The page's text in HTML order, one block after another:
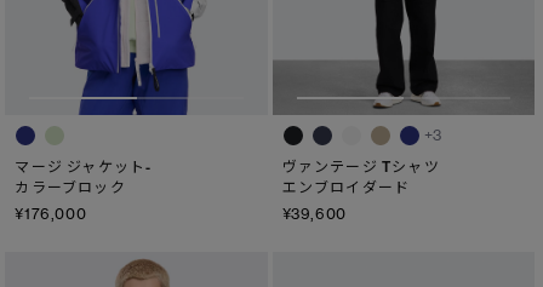
スノーグース
メイドインジャパンTシャツ
スノーグース
メイドインジャパンTシャツ
マージ ジャケット-
カラーブロック
¥176,000
+3
ヴァンテージ Tシャツ
エンブロイダード
¥39,600